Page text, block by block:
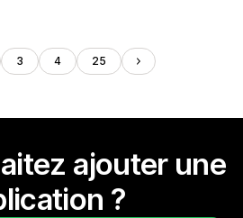
3 4 25
ajouter une
?